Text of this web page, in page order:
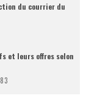
du courrier du
et leurs offres selon